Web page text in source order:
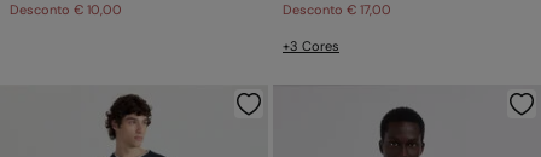
Desconto € 10,00 Desconto € 17,00
+3 Cores